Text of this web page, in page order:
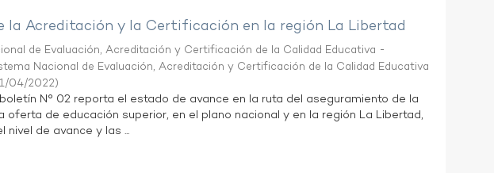
la Acreditación y la Certificación en la región La Libertad
de Evaluación, Acreditación y Certificación de la Calidad Educativa -
Nacional de Evaluación, Acreditación y Certificación de la Calidad Educativa
04/2022)
N° 02 reporta el estado de avance en la ruta del aseguramiento de la
oferta de educación superior, en el plano nacional y en la región La Libertad,
nivel de avance y las ...